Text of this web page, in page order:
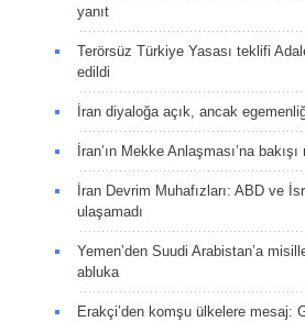
yanıt
Terörsüz Türkiye Yasası teklifi
edildi
İran diyaloğa açık, ancak
İran’ın Mekke Anlaşması’na
İran Devrim Muhafızları: ABD ve
ulaşamadı
Yemen’den Suudi Arabistan’a
abluka
Erakçi’den komşu ülkelere mesaj: